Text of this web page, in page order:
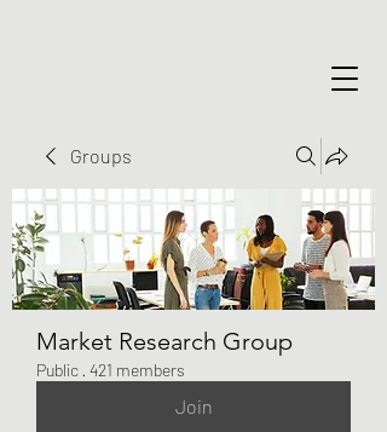
Groups
Market Research Group
Public · 421 members
Join